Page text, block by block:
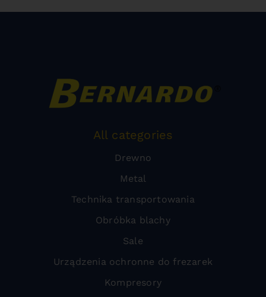
All categories
Drewno
Metal
Technika transportowania
Obróbka blachy
Sale
Urządzenia ochronne do frezarek
Kompresory